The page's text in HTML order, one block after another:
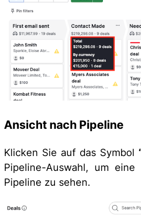
Ansicht nach Pipeline
Klicken Sie auf das Symbol
Pipeline-Auswahl, um eine
Pipeline zu sehen.